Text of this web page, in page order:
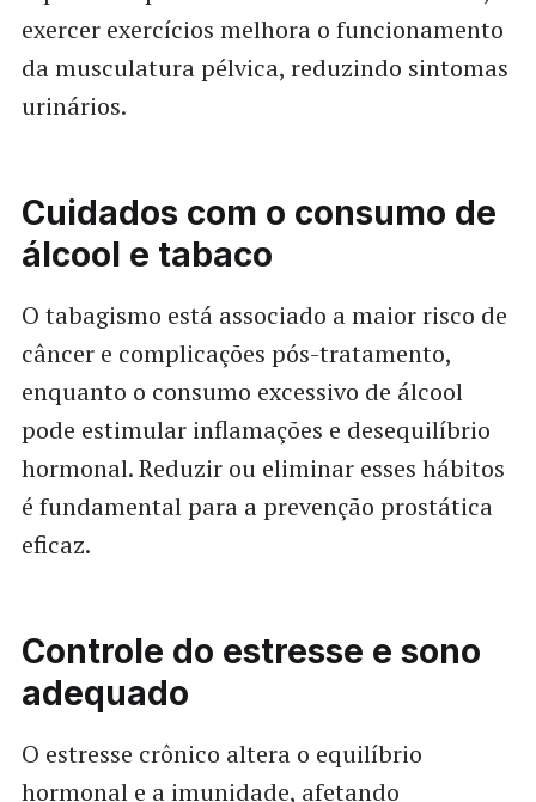
exercer exercícios melhora o funcionamento
da musculatura pélvica, reduzindo sintomas
urinários.
Cuidados com o consumo de
álcool e tabaco
O tabagismo está associado a maior risco de
câncer e complicações pós-tratamento,
enquanto o consumo excessivo de álcool
pode estimular inflamações e desequilíbrio
hormonal. Reduzir ou eliminar esses hábitos
é fundamental para a prevenção prostática
eficaz.
Controle do estresse e sono
adequado
O estresse crônico altera o equilíbrio
hormonal e a imunidade, afetando